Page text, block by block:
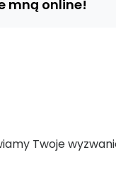
mną online!
Twoje